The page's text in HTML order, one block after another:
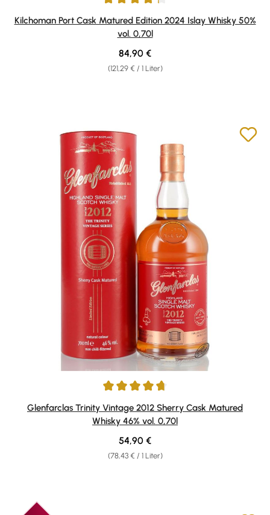
Durchschnittliche Bewertung von 4.33 von 5 Sternen
Kilchoman Port Cask Matured Edition 2024 Islay Whisky 50%
vol. 0,70l
(121,29 € / 1 Liter)
Regulärer Preis:
84,90 €
Durchschnittliche Bewertung von 4.78 von 5 Sternen
Glenfarclas Trinity Vintage 2012 Sherry Cask Matured
Whisky 46% vol. 0,70l
(78,43 € / 1 Liter)
Regulärer Preis:
54,90 €